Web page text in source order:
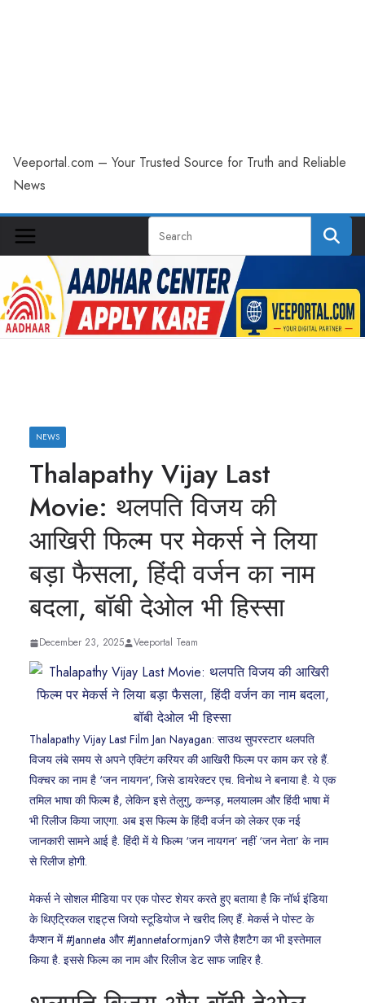
Veeportal.com – Your Trusted Source for Truth and Reliable
News
NEWS
Thalapathy Vijay Last
Movie: थलपति विजय की
आखिरी फिल्म पर मेकर्स ने लिया
बड़ा फैसला, हिंदी वर्जन का नाम
बदला, बॉबी देओल भी हिस्सा
December 23, 2025 Veeportal Team
Thalapathy Vijay Last Film Jan Nayagan: साउथ सुपरस्टार थलपति
विजय लंबे समय से अपने एक्टिंग करियर की आखिरी फिल्म पर काम कर रहे हैं.
पिक्चर का नाम है ‘जन नायगन’, जिसे डायरेक्टर एच. विनोथ ने बनाया है. ये एक
तमिल भाषा की फिल्म है, लेकिन इसे तेलुगु, कन्नड़, मलयालम और हिंदी भाषा में
भी रिलीज किया जाएगा. अब इस फिल्म के हिंदी वर्जन को लेकर एक नई
जानकारी सामने आई है. हिंदी में ये फिल्म ‘जन नायगन’ नहीं ‘जन नेता’ के नाम
से रिलीज होगी.
मेकर्स ने सोशल मीडिया पर एक पोस्ट शेयर करते हुए बताया है कि नॉर्थ इंडिया
के थिएट्रिकल राइट्स जियो स्टूडियोज ने खरीद लिए हैं. मेकर्स ने पोस्ट के
कैप्शन में #Janneta और #Jannetaformjan9 जैसे हैशटैग का भी इस्तेमाल
किया है. इससे फिल्म का नाम और रिलीज डेट साफ जाहिर है.